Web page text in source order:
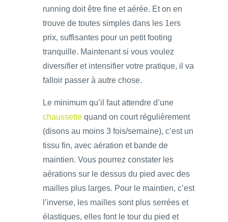
running doit être fine et aérée. Et on en
trouve de toutes simples dans les 1ers
prix, suffisantes pour un petit footing
tranquille. Maintenant si vous voulez
diversifier et intensifier votre pratique, il va
falloir passer à autre chose.
Le minimum qu’il faut attendre d’une
chaussette quand on court régulièrement
(disons au moins 3 fois/semaine), c’est un
tissu fin, avec aération et bande de
maintien. Vous pourrez constater les
aérations sur le dessus du pied avec des
mailles plus larges. Pour le maintien, c’est
l’inverse, les mailles sont plus serrées et
élastiques, elles font le tour du pied et